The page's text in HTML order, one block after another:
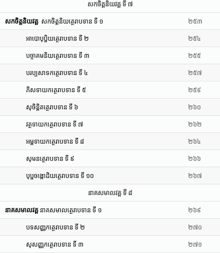
សកចិត្តនិយវគ្គ ទី ៧
សកចិត្តនិយវគ្គ សកចិត្តនិយត្ថេរាបទាន ទី ១ ២៥៣
អាបោបុប្ផិយត្ថេរាបទាន ទី ២ ២៥៤
បច្ចាគមនិយត្ថេរាបទាន ទី ៣ ២៥៥
បរប្បសាទកត្ថេរាបទាន ទី ៤ ២៥៧
ភិសទាយកត្ថេរាបទាន ទី ៥ ២៥៩
សុចិន្តិតត្ថេរាបទាន ទី ៦ ២៦០
វត្ថទាយកត្ថេរាបទាន ទី ៧ ២៦២
អម្ពទាយកត្ថេរាបទាន ទី ៨ ២៦៤
សុមនត្ថេរាបទាន ទី ៩ ២៦៦
បុប្ផចង្កោដិយត្ថេរាបទាន ទី ១០ ២៦៧
នាគសមាលវគ្គ ទី ៨
នាគសមាលវគ្គ នាគសមាលត្ថេរាបទាន ទី ១ ២៦៩
បទសញ្ញកត្ថេរាបទាន ទី ២ ២៧០
សុសញ្ញកត្ថេរាបទាន ទី ៣ ២៧១